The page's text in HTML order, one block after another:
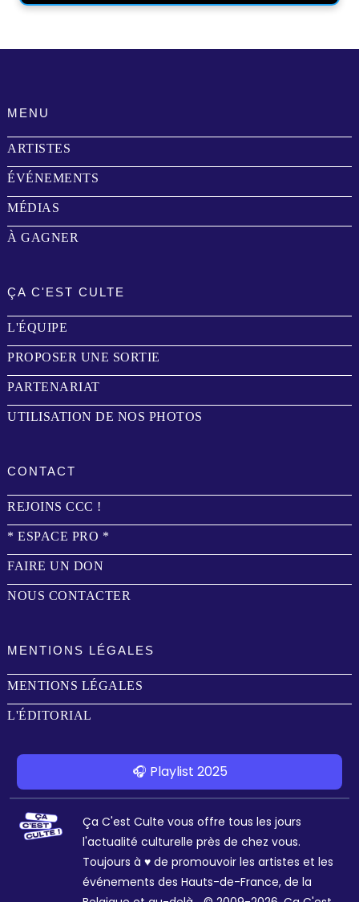
MENU
ARTISTES
ÉVÉNEMENTS
MÉDIAS
À GAGNER
ÇA C'EST CULTE
L'ÉQUIPE
PROPOSER UNE SORTIE
PARTENARIAT
UTILISATION DE NOS PHOTOS
CONTACT
REJOINS CCC !
* ESPACE PRO *
FAIRE UN DON
NOUS CONTACTER
MENTIONS LÉGALES
MENTIONS LÉGALES
L'ÉDITORIAL
🎧 Playlist 2025
Ça C'est Culte vous offre tous les jours
l'actualité culturelle près de chez vous.
Toujours à ♥ de promouvoir les artistes et les
événements des Hauts-de-France, de la